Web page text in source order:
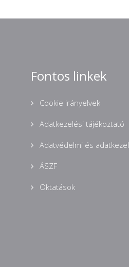
Fontos linkek
Cookie irányelvek
Adatkezelési tájékoztató
Adatvédelmi és
ÁSZF
Oktatások